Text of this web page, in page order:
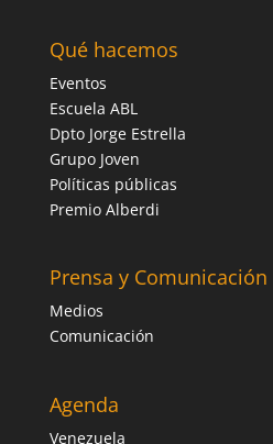
Qué hacemos
Eventos
Escuela ABL
Dpto Jorge Estrella
Grupo Joven
Políticas públicas
Premio Alberdi
Prensa y Comunicación
Medios
Comunicación
Agenda
Venezuela